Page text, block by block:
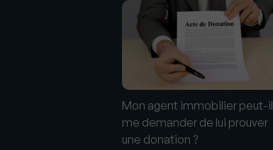
Mon agent immobilier peut-il
me demander de lui prouver
une donation ?